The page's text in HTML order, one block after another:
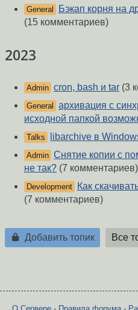
General
Бэкап корня на
(15 комментариев)
2023
Admin cron, bash и tar (3
General
архивация с
исходной папкой
Talks libarchive в
Admin Снятие копии с
не так? (7 комментариев)
Development
Как
(7 комментариев)
Добавить топик Все